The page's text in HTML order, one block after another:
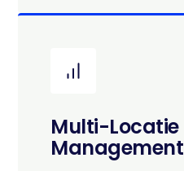
Multi-Locatie
Management